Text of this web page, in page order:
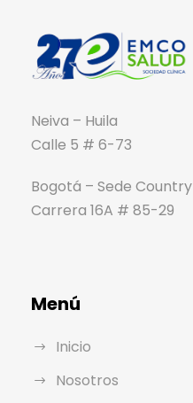
Neiva – Huila
Calle 5 # 6-73
Bogotá – Sede Country
Carrera 16A # 85-29
Menú
Inicio
Nosotros